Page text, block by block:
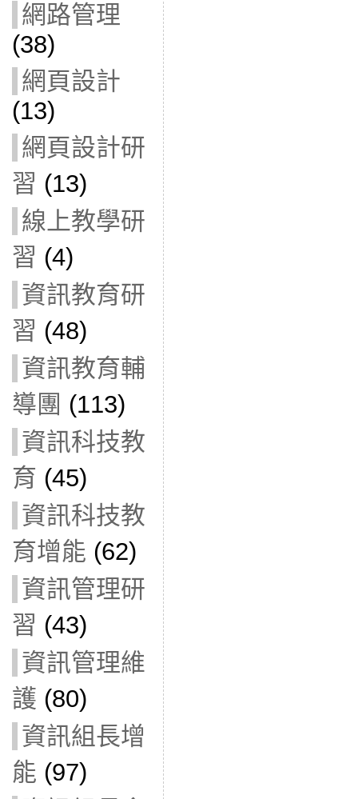
網路管理
(38)
網頁設計
(13)
網頁設計研
習 (13)
線上教學研
習 (4)
資訊教育研
習 (48)
資訊教育輔
導團 (113)
資訊科技教
育 (45)
資訊科技教
育增能 (62)
資訊管理研
習 (43)
資訊管理維
護 (80)
資訊組長增
能 (97)